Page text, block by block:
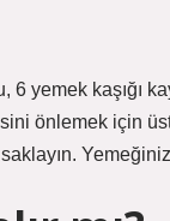
yemek kaşığı
önlemek için